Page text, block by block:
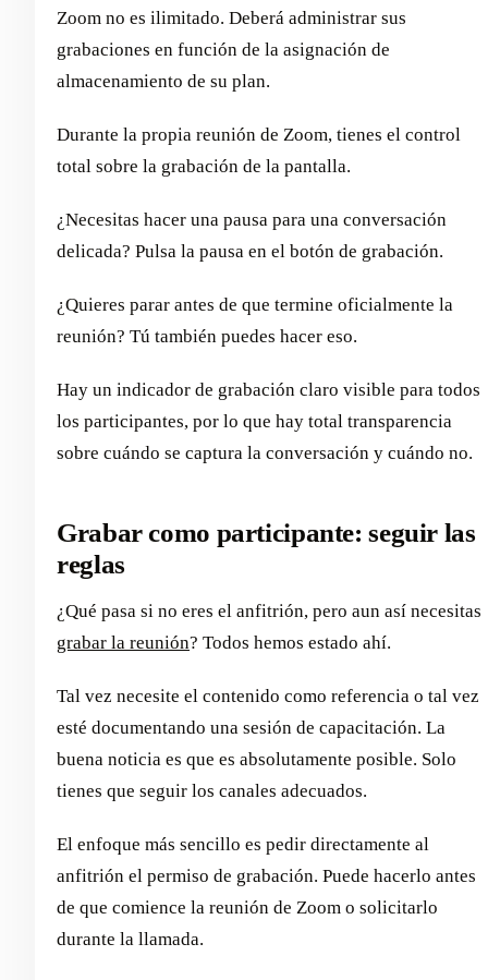
Zoom no es ilimitado. Deberá administrar sus
grabaciones en función de la asignación de
almacenamiento de su plan.
Durante la propia reunión de Zoom, tienes el control
total sobre la grabación de la pantalla.
¿Necesitas hacer una pausa para una conversación
delicada? Pulsa la pausa en el botón de grabación.
¿Quieres parar antes de que termine oficialmente la
reunión? Tú también puedes hacer eso.
Hay un indicador de grabación claro visible para todos
los participantes, por lo que hay total transparencia
sobre cuándo se captura la conversación y cuándo no.
Grabar como participante: seguir las
reglas
¿Qué pasa si no eres el anfitrión, pero aun así necesitas
grabar la reunión? Todos hemos estado ahí.
Tal vez necesite el contenido como referencia o tal vez
esté documentando una sesión de capacitación. La
buena noticia es que es absolutamente posible. Solo
tienes que seguir los canales adecuados.
El enfoque más sencillo es pedir directamente al
anfitrión el permiso de grabación. Puede hacerlo antes
de que comience la reunión de Zoom o solicitarlo
durante la llamada.